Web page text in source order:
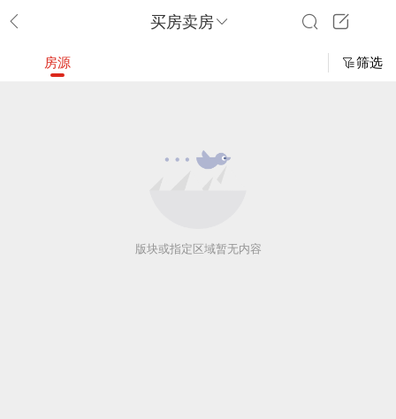
买房卖房
房源 筛选
版块或指定区域暂无内容